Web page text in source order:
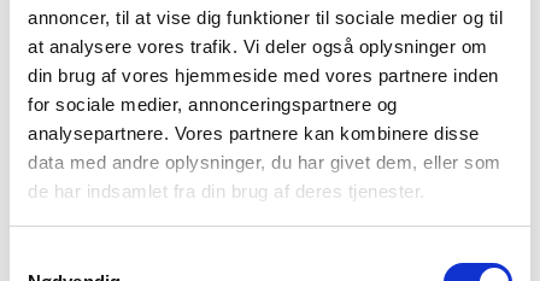
annoncer, til at vise dig funktioner til sociale medier og til
at analysere vores trafik. Vi deler også oplysninger om
din brug af vores hjemmeside med vores partnere inden
for sociale medier, annonceringspartnere og
analysepartnere. Vores partnere kan kombinere disse
data med andre oplysninger, du har givet dem, eller som
de har indsamlet fra din brug af deres tjenester.